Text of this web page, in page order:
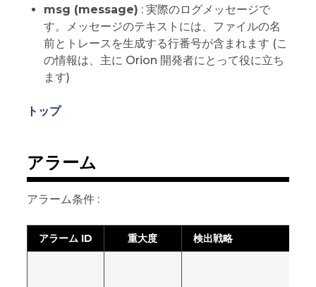
msg (message) : 実際のログメッセージで
す。メッセージのテキストには、ファイルの名
前とトレースを生成する行番号が含まれます (こ
の情報は、主に Orion 開発者にとって役に立ち
ます)
トップ
アラーム
アラーム条件 :
アラーム ID 重大度 検出戦略